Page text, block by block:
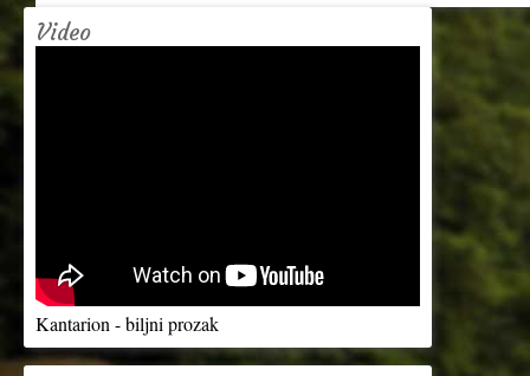
Video
Kantarion - biljni prozak